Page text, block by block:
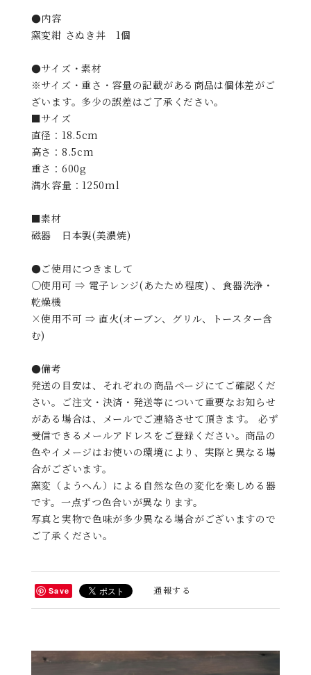
●内容
窯変紺 さぬき丼 1個
●サイズ・素材
※サイズ・重さ・容量の記載がある商品は個体差がご
ざいます。多少の誤差はご了承ください。
■サイズ
直径：18.5cm
高さ：8.5cm
重さ：600g
満水容量：1250ml
■素材
磁器 日本製(美濃焼)
●ご使用につきまして
○使用可 ⇒ 電子レンジ(あたため程度) 、食器洗浄・
乾燥機
×使用不可 ⇒ 直火(オーブン、グリル、トースター含
む)
●備考
発送の目安は、それぞれの商品ページにてご確認くだ
さい。ご注文・決済・発送等について重要なお知らせ
がある場合は、メールでご連絡させて頂きます。 必ず
受信できるメールアドレスをご登録ください。商品の
色やイメージはお使いの環境により、実際と異なる場
合がございます。
窯変（ようへん）による自然な色の変化を楽しめる器
です。一点ずつ色合いが異なります。
写真と実物で色味が多少異なる場合がございますので
ご了承ください。
Save 通報する